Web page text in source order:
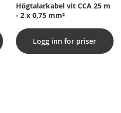
Högtalarkabel vit CCA 25 m
- 2 x 0,75 mm²
Logg inn for priser